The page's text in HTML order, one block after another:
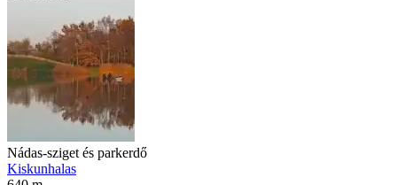
Nádas-sziget és parkerdő
Kiskunhalas